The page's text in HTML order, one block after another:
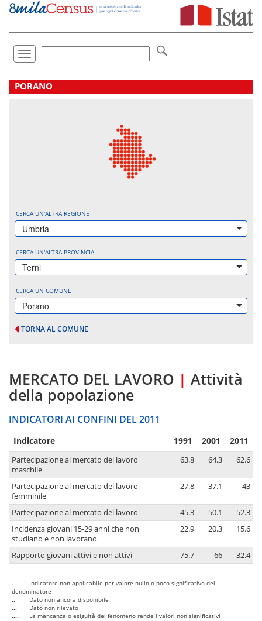
Vai
direttamente
Toggle
navigation
.
PORANO
CERCA UN'ALTRA REGIONE
Umbria
CERCA UN'ALTRA PROVINCIA
Terni
CERCA UN COMUNE
Porano
TORNA AL COMUNE
MERCATO DEL LAVORO | Attività
della popolazione
INDICATORI AI CONFINI DEL 2011
Indicatore 1991 2001 2011
Partecipazione al mercato del lavoro
maschile
63.8 64.3 62.6
Partecipazione al mercato del lavoro
femminile
27.8 37.1 43
Partecipazione al mercato del lavoro 45.3 50.1
52.3
Incidenza giovani 15-29 anni che non
studiano e non lavorano
22.9 20.3 15.6
Rapporto giovani attivi e non attivi 75.7 66 32.4
-
Indicatore non applicabile per valore nullo o poco significativo del
denominatore
..
Dato non ancora disponibile
...
Dato non rilevato
....
La mancanza o esiguità del fenomeno rende i valori non significativi